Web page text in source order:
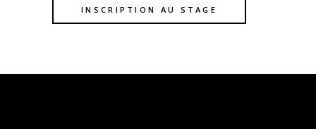
INSCRIPTION AU STAGE